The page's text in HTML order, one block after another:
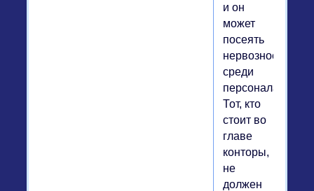
и он
может
посеять
нервозность
среди
персонала.
Тот, кто
стоит во
главе
конторы,
не
должен